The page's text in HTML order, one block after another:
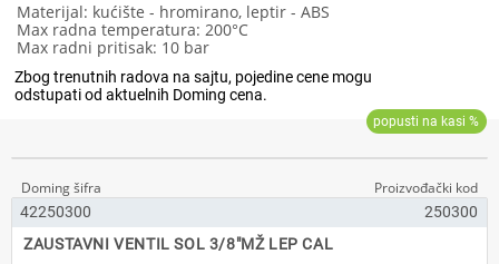
Materijal: kućište - hromirano, leptir - ABS
Max radna temperatura: 200°C
Max radni pritisak: 10 bar
42250300
250300
ZAUSTAVNI VENTIL SOL 3/8"MŽ LEP CAL